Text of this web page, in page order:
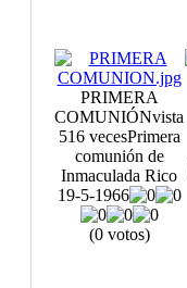
PRIMERA
COMUNIÓNvista
516 vecesPrimera
comunión de
Inmaculada Rico
19-5-1966
(0 votos)